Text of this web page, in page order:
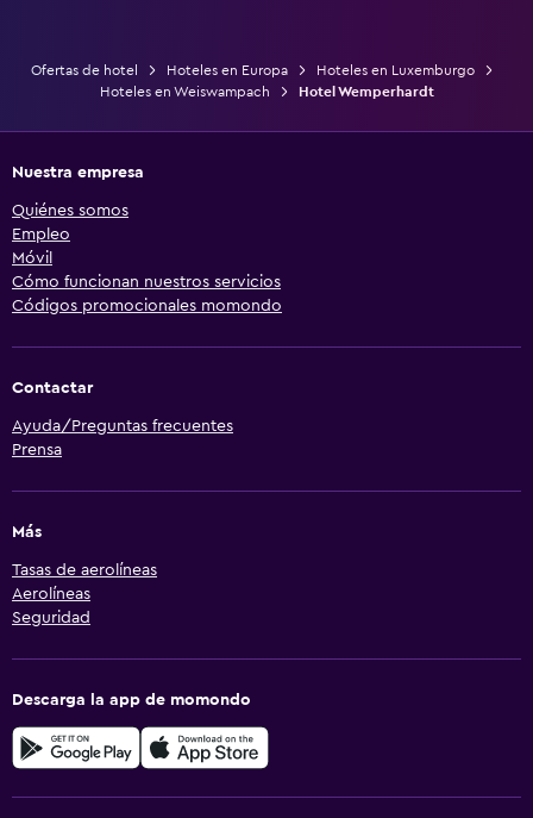
Ofertas de hotel Hoteles en Europa
Hoteles en Luxemburgo
Hoteles en Weiswampach
Hotel Wemperhardt
Nuestra empresa
Quiénes somos
Empleo
Móvil
Cómo funcionan nuestros servicios
Códigos promocionales momondo
Contactar
Ayuda/Preguntas frecuentes
Prensa
Más
Tasas de aerolíneas
Aerolíneas
Seguridad
Descarga la app de momondo